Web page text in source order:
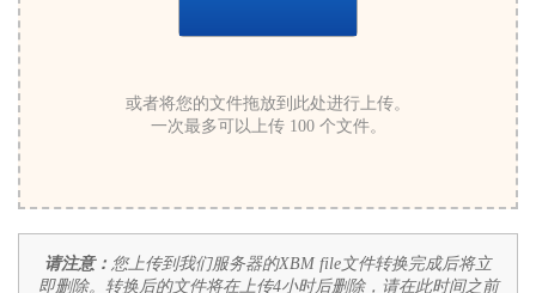
或者将您的文件拖放到此处进行上传。
一次最多可以上传 100 个文件。
请注意： 您上传到我们服务器的XBM file文件转换完成后将立
即删除。转换后的文件将在上传4小时后删除，请在此时间之前